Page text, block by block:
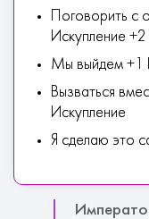
Поговорить с
Искупление
Мы выйдем +1
Вызваться
Искупление
Я сделаю это